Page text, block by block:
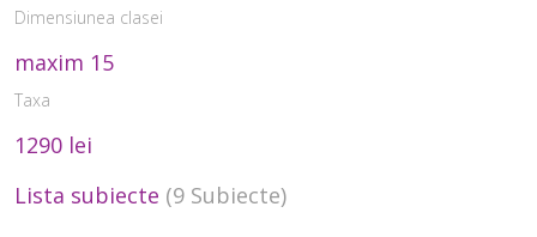
Dimensiunea clasei
maxim 15
Taxa
1290 lei
Lista subiecte (9 Subiecte)